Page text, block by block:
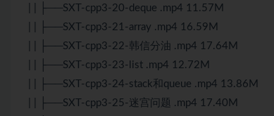
| | ├──SXT-cpp3-20-deque .mp4 11.57M
| | ├──SXT-cpp3-21-array .mp4 16.59M
| | ├──SXT-cpp3-22-韩信分油 .mp4 17.64M
| | ├──SXT-cpp3-23-list .mp4 12.72M
| | ├──SXT-cpp3-24-stack和queue .mp4 13.86M
| | ├──SXT-cpp3-25-迷宫问题 .mp4 17.40M